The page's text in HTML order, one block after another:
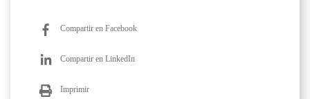
Compartir en Facebook
Compartir en LinkedIn
Imprimir